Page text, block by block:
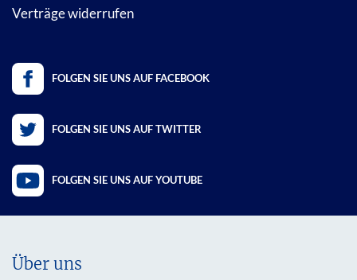
Verträge widerrufen
FOLGEN SIE UNS AUF FACEBOOK
FOLGEN SIE UNS AUF TWITTER
FOLGEN SIE UNS AUF YOUTUBE
Über uns